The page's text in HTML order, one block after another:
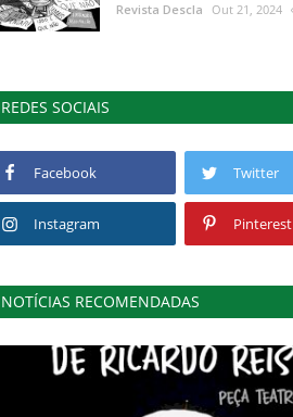
Revista Descla Out 21, 2024
REDES SOCIAIS
Facebook Twitter
Instagram Pinterest
NOTÍCIAS RECOMENDADAS